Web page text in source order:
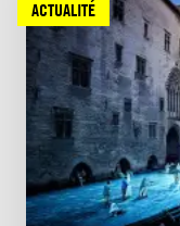
ACTUALITÉ